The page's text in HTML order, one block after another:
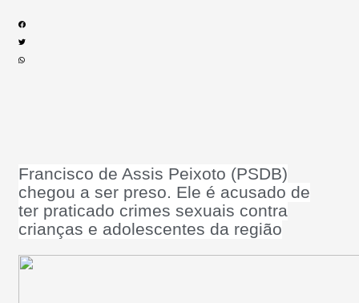
Francisco de Assis Peixoto (PSDB)
chegou a ser preso. Ele é acusado de
ter praticado crimes sexuais contra
crianças e adolescentes da região